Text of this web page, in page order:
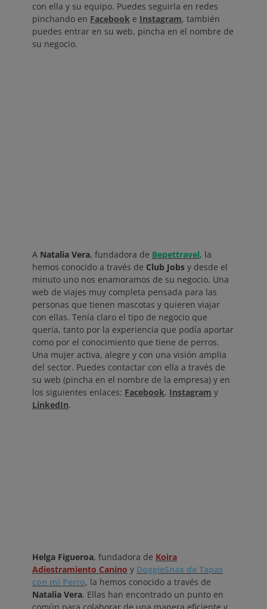
con ella y su equipo. Puedes seguirla en redes
pinchando en Facebook e Instagram, también
puedes entrar en su web, pincha en el nombre de
su negocio.
A Natalia Vera, fundadora de Bepettravel, la
hemos conocido a través de Club Jobs y desde el
minuto uno nos enamoramos de su negocio. Una
web de viajes muy completa pensada para las
personas que tienen mascotas y quieren viajar
con ellas. Tenía claro el tipo de negocio que
quería, tanto por la experiencia que podía aportar
como por el conocimiento que tiene de perros.
Una mujer activa, alegre y con una visión amplia
del sector. Puedes contactar con ella a través de
su web (pincha en el nombre de la empresa) y en
los siguientes enlaces: Facebook, Instagram y
LinkedIn.
Helga Figueroa, fundadora de Koira
Adiestramiento Canino y DoggieSnax de Tapas
con mi Perro, la hemos conocido a través de
Natalia Vera. Ellas han encontrado un punto en